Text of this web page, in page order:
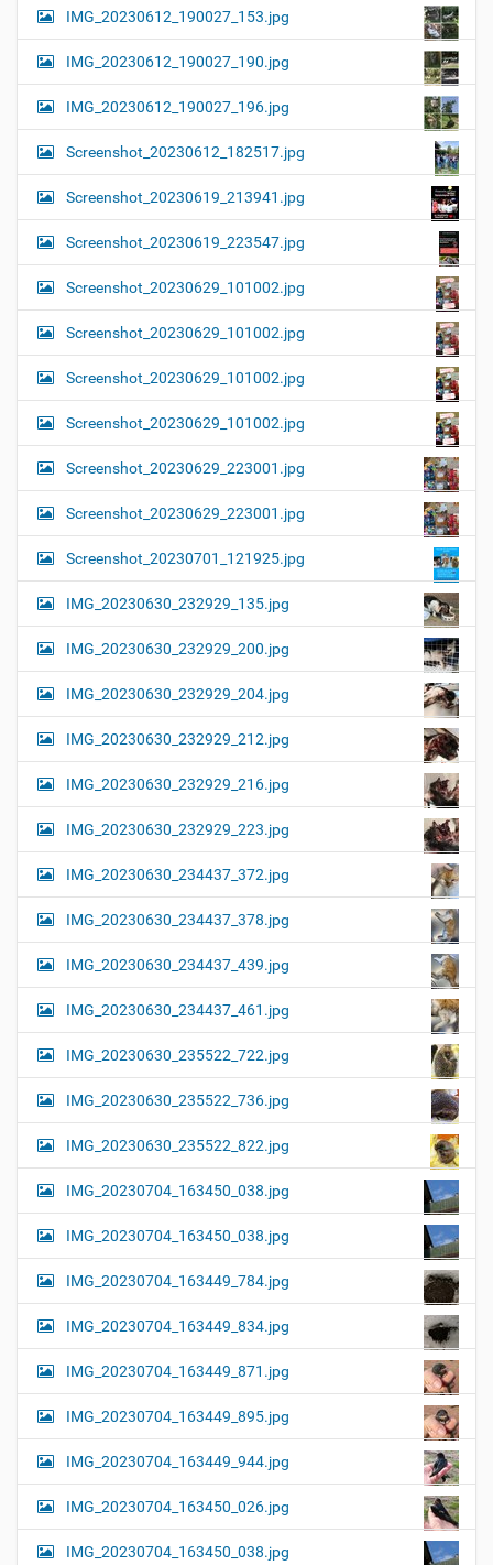
IMG_20230612_190027_153.jpg
IMG_20230612_190027_190.jpg
IMG_20230612_190027_196.jpg
Screenshot_20230612_182517.jpg
Screenshot_20230619_213941.jpg
Screenshot_20230619_223547.jpg
Screenshot_20230629_101002.jpg
Screenshot_20230629_101002.jpg
Screenshot_20230629_101002.jpg
Screenshot_20230629_101002.jpg
Screenshot_20230629_223001.jpg
Screenshot_20230629_223001.jpg
Screenshot_20230701_121925.jpg
IMG_20230630_232929_135.jpg
IMG_20230630_232929_200.jpg
IMG_20230630_232929_204.jpg
IMG_20230630_232929_212.jpg
IMG_20230630_232929_216.jpg
IMG_20230630_232929_223.jpg
IMG_20230630_234437_372.jpg
IMG_20230630_234437_378.jpg
IMG_20230630_234437_439.jpg
IMG_20230630_234437_461.jpg
IMG_20230630_235522_722.jpg
IMG_20230630_235522_736.jpg
IMG_20230630_235522_822.jpg
IMG_20230704_163450_038.jpg
IMG_20230704_163450_038.jpg
IMG_20230704_163449_784.jpg
IMG_20230704_163449_834.jpg
IMG_20230704_163449_871.jpg
IMG_20230704_163449_895.jpg
IMG_20230704_163449_944.jpg
IMG_20230704_163450_026.jpg
IMG_20230704_163450_038.jpg